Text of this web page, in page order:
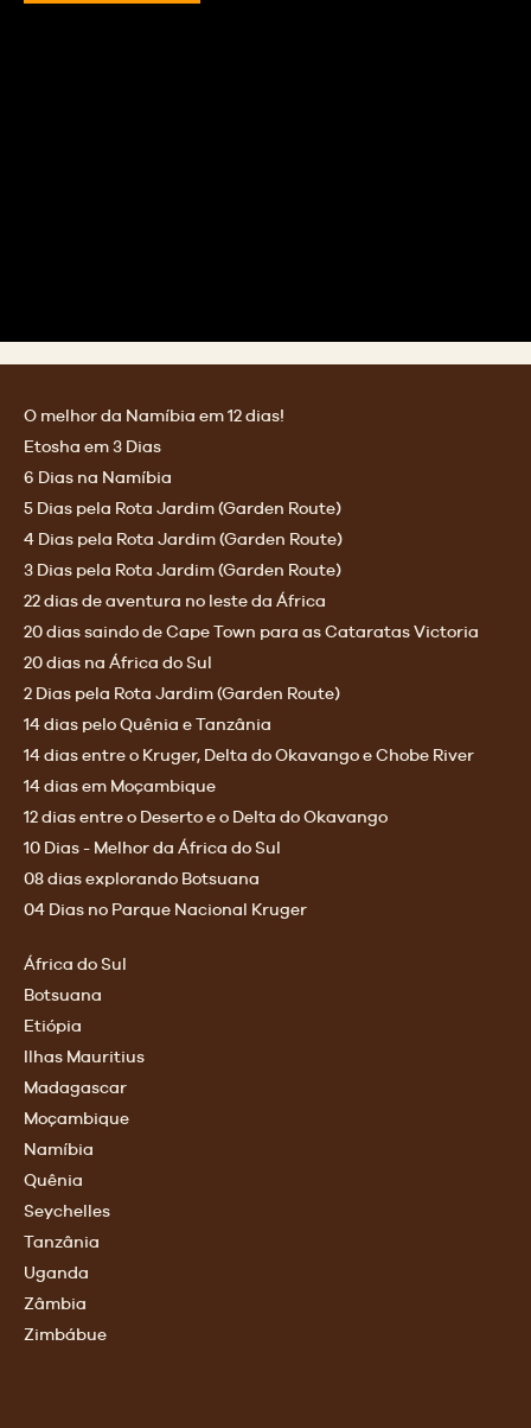
O melhor da Namíbia em 12 dias!
Etosha em 3 Dias
6 Dias na Namíbia
5 Dias pela Rota Jardim (Garden Route)
4 Dias pela Rota Jardim (Garden Route)
3 Dias pela Rota Jardim (Garden Route)
22 dias de aventura no leste da África
20 dias saindo de Cape Town para as Cataratas Victoria
20 dias na África do Sul
2 Dias pela Rota Jardim (Garden Route)
14 dias pelo Quênia e Tanzânia
14 dias entre o Kruger, Delta do Okavango e Chobe River
14 dias em Moçambique
12 dias entre o Deserto e o Delta do Okavango
10 Dias - Melhor da África do Sul
08 dias explorando Botsuana
04 Dias no Parque Nacional Kruger
África do Sul
Botsuana
Etiópia
Ilhas Mauritius
Madagascar
Moçambique
Namíbia
Quênia
Seychelles
Tanzânia
Uganda
Zâmbia
Zimbábue